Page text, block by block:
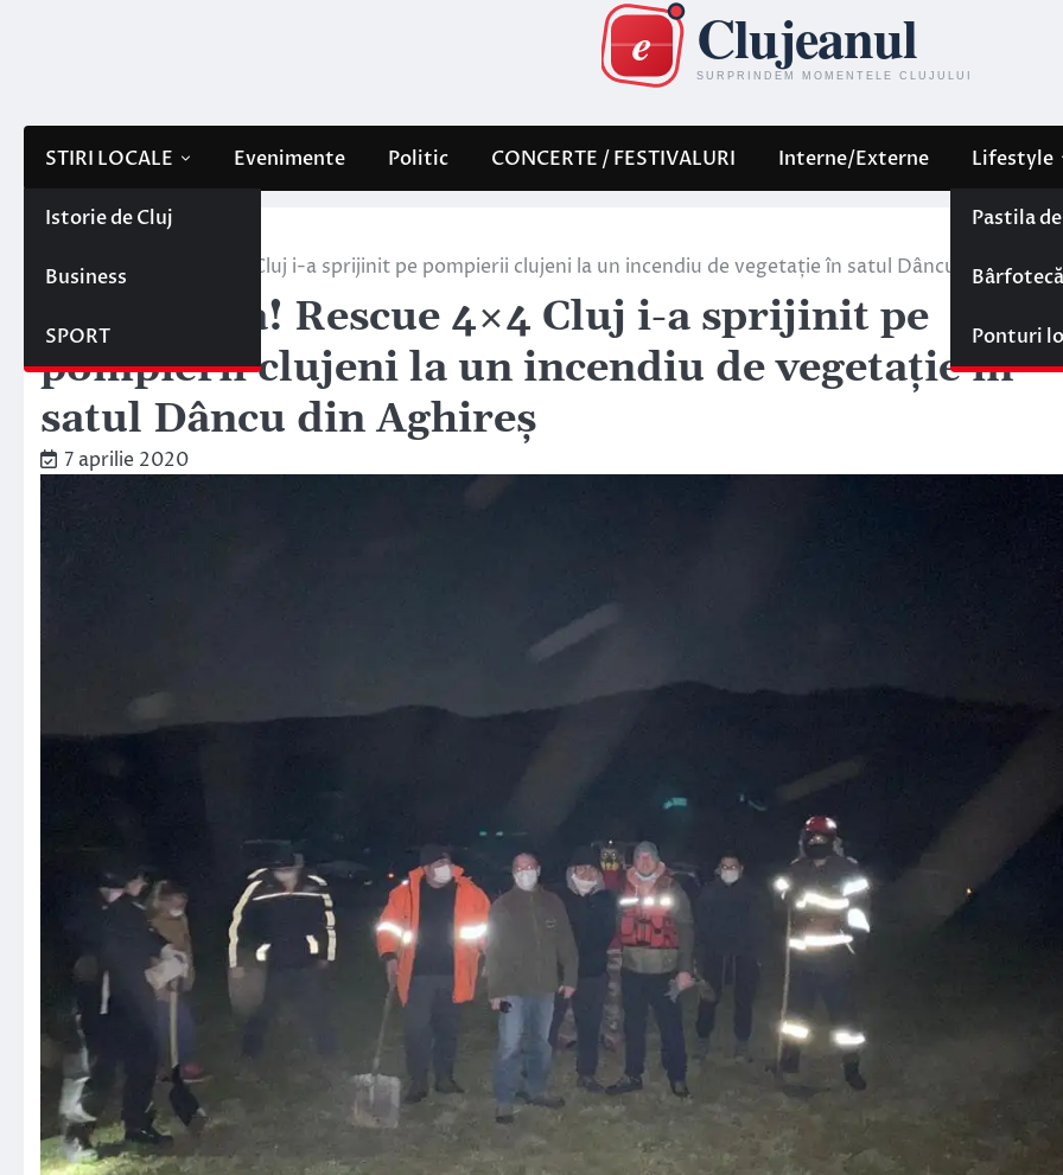
STIRI LOCALE
Istorie de Cluj
Business
SPORT
Evenimente Politic CONCERTE / FESTIVALURI Interne/Externe Lifestyle
Pastila
Bârfotecă
Ponturi
Stiri locale
Jos pălăria! Rescue 4×4 Cluj i-a sprijinit pe pompierii clujeni la un incendiu de vegetație în satul Dâncu din Aghireș
Jos pălăria! Rescue 4×4 Cluj i-a sprijinit pe
pompierii clujeni la un incendiu de vegetație în
satul Dâncu din Aghireș
7 aprilie 2020